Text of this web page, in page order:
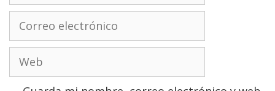
electrónico